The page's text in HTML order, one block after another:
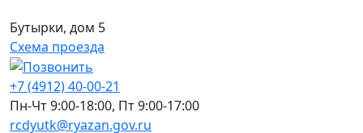
Бутырки, дом 5
Схема проезда
+7 (4912) 40-00-21
Пн-Чт9:00-18:00, Пт9:00-17:00
rcdyutk@ryazan.gov.ru